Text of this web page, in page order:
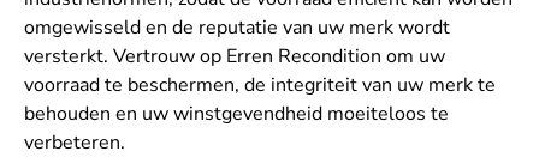
omgewisseld en de reputatie van uw merk wordt
versterkt. Vertrouw op Erren Recondition om uw
voorraad te beschermen, de integriteit van uw merk te
behouden en uw winstgevendheid moeiteloos te
verbeteren.